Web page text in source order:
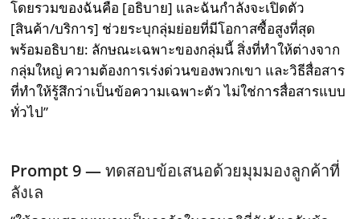
โดยรวมของฉันคือ [อธิบาย] และฉันกำลังจะเปิดตัว
[สินค้า/บริการ] ช่วยระบุกลุ่มย่อยที่มีโอกาสซื้อสูงที่สุด
พร้อมอธิบาย: ลักษณะเฉพาะของกลุ่มนี้ สิ่งที่ทำให้ต่างจาก
กลุ่มใหญ่ ความต้องการเร่งด่วนของพวกเขา และวิธีสื่อสาร
ที่ทำให้รู้สึกว่าเป็นข้อความเฉพาะตัว ไม่ใช่การสื่อสารแบบ
ทั่วไป”
Prompt 9 —ทดสอบข้อเสนอด้วยมุมมองลูกค้าที่
ลังเล